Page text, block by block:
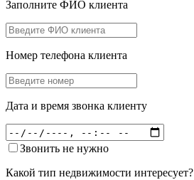
Заполните ФИО клиента
Номер телефона клиента
Дата и время звонка клиенту
Звонить не нужно
Какой тип недвижимости интересует?